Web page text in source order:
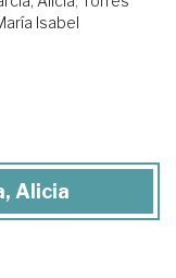
Isabel
Alicia